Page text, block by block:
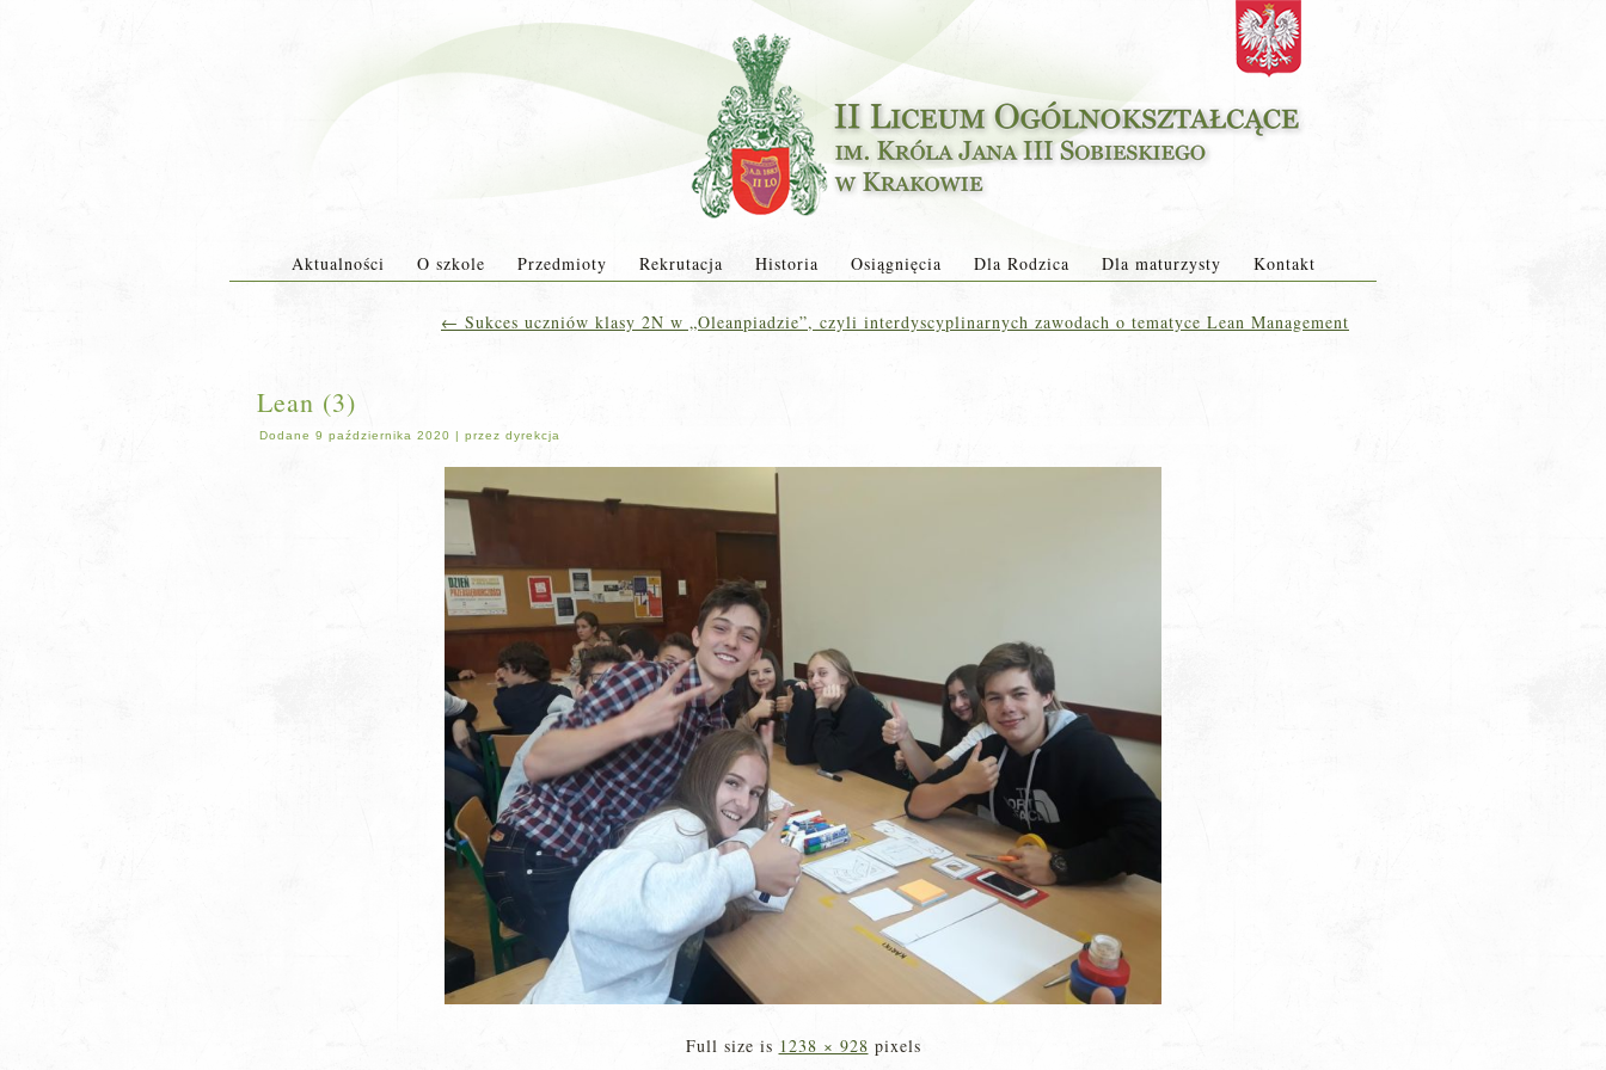
Aktualności O szkole Przedmioty Rekrutacja Historia Osiągnięcia Dla Rodzica Dla maturzysty Kontakt
← Sukces uczniów klasy 2N w „Oleanpiadzie”, czyli interdyscyplinarnych zawodach o tematyce Lean Management
Lean (3)
Dodane 9 października 2020 | przez dyrekcja
Full size is 1238 × 928 pixels